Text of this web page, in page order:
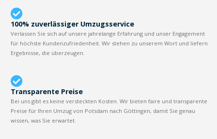
100% zuverlässiger Umzugsservice
Verlassen Sie sich auf unsere jahrelange Erfahrung und unser Engagement
für höchste Kundenzufriedenheit. Wir stehen zu unserem Wort und liefern
Ergebnisse, die überzeugen.
Transparente Preise
Bei uns gibt es keine versteckten Kosten. Wir bieten faire und transparente
Preise für Ihren Umzug von Potsdam nach Göttingen, damit Sie genau
wissen, was Sie erwartet.